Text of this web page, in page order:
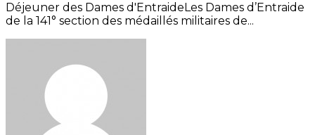
Déjeuner des Dames d'EntraideLes Dames d’Entraide
de la 141° section des médaillés militaires de...